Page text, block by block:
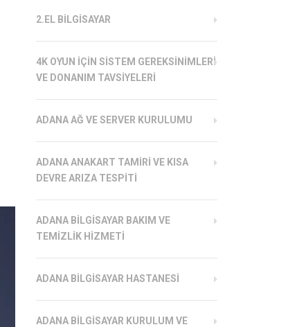
2.EL BILGISAYAR
4K OYUN İÇIN SISTEM GEREKSINIMLERI
VE DONANIM TAVSIYELERI
ADANA AĞ VE SERVER KURULUMU
ADANA ANAKART TAMIRI VE KISA
DEVRE ARIZA TESPITI
ADANA BILGISAYAR BAKIM VE
TEMIZLIK HIZMETI
ADANA BILGISAYAR HASTANESI
ADANA BILGISAYAR KURULUM VE